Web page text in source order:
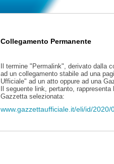
Collegamento Permanente
Il termine "Permalink", derivato dalla
ad un collegamento stabile ad una
Ufficiale" ad un atto oppure ad una
Il seguente link, pertanto,
Gazzetta selezionata:
www.gazzettaufficiale.it/eli/id/